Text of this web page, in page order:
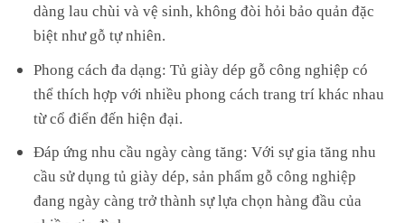
dàng lau chùi và vệ sinh, không đòi hỏi bảo quản đặc
biệt như gỗ tự nhiên.
Phong cách đa dạng: Tủ giày dép gỗ công nghiệp có
thể thích hợp với nhiều phong cách trang trí khác nhau
từ cổ điển đến hiện đại.
Đáp ứng nhu cầu ngày càng tăng: Với sự gia tăng nhu
cầu sử dụng tủ giày dép, sản phẩm gỗ công nghiệp
đang ngày càng trở thành sự lựa chọn hàng đầu của